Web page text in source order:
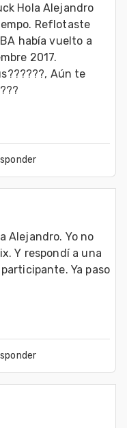
Hola Alejandro
Reflotaste
había vuelto a
2017.
Aún te
Alejandro. Yo no
Y respondí a una
Ya paso